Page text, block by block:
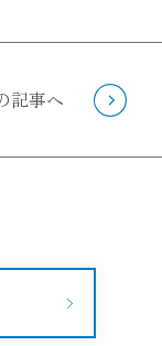
記事へ